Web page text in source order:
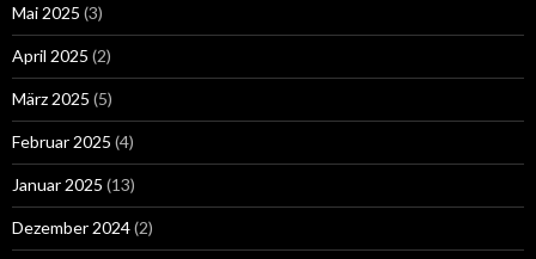
Mai 2025 (3)
April 2025 (2)
März 2025 (5)
Februar 2025 (4)
Januar 2025 (13)
Dezember 2024(2)